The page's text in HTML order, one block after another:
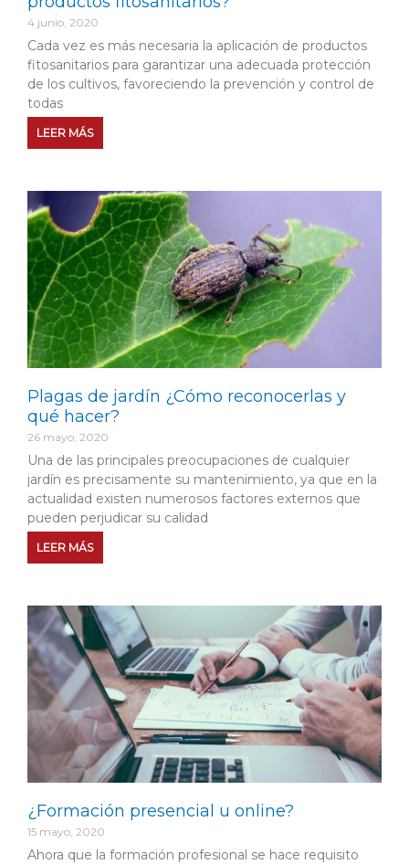
4 junio, 2020
Cada vez es más necesaria la aplicación de productos
fitosanitarios para garantizar una adecuada protección
de los cultivos, favoreciendo la prevención y control de
todas
LEER MÁS
Plagas de jardín ¿Cómo reconocerlas y
qué hacer?
26 mayo, 2020
Una de las principales preocupaciones de cualquier
jardín es precisamente su mantenimiento, ya que en la
actualidad existen numerosos factores externos que
pueden perjudicar su calidad
LEER MÁS
¿Formación presencial u online?
15 mayo, 2020
Ahora que la formación profesional se hace requisito